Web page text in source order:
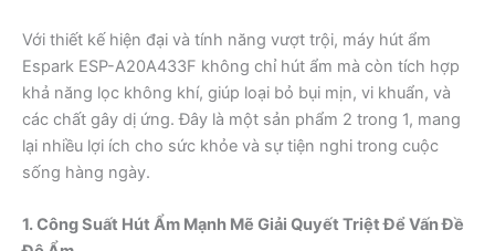
Với thiết kế hiện đại và tính năng vượt trội, máy hút ẩm
Espark ESP-A20A433F không chỉ hút ẩm mà còn tích hợp
khả năng lọc không khí, giúp loại bỏ bụi mịn, vi khuẩn, và
các chất gây dị ứng. Đây là một sản phẩm 2 trong 1, mang
lại nhiều lợi ích cho sức khỏe và sự tiện nghi trong cuộc
sống hàng ngày.
1. Công Suất Hút Ẩm Mạnh Mẽ Giải Quyết Triệt Để Vấn Đề